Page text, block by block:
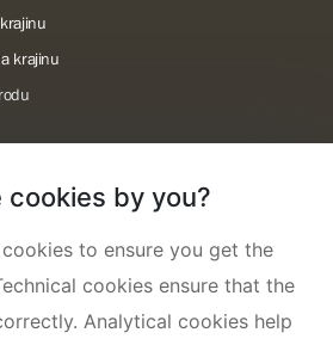
krajinu
cookies by you?
to ensure you get the
cookies ensure that the
Analytical cookies help